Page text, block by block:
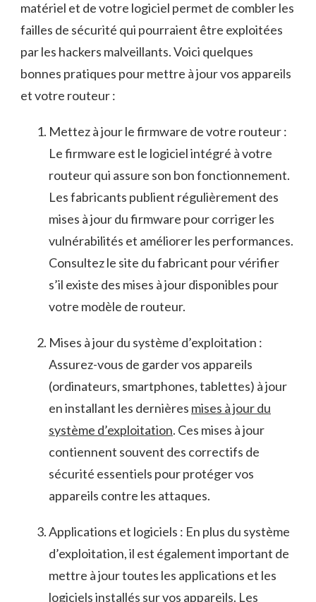
matériel et ⁣de votre logiciel permet de combler les
failles de sécurité ⁢qui pourraient être ‍exploitées
⁣par les hackers malveillants. Voici quelques
bonnes pratiques pour mettre à jour⁣ vos appareils
et votre ⁤routeur :
Mettez à jour le firmware de votre routeur :
Le firmware est le logiciel intégré⁢ à votre
routeur qui⁣ assure son bon fonctionnement.
Les fabricants‍ publient régulièrement des
mises à jour du firmware pour corriger les
vulnérabilités et ⁤améliorer les‌ performances.
Consultez ⁤le site du fabricant pour vérifier
s’il existe des mises à⁤ jour disponibles pour
votre modèle de‍ routeur.
Mises à jour du‍ système d’exploitation ​:
Assurez-vous⁤ de garder vos‌ appareils‌
(ordinateurs, smartphones, tablettes) à jour
en ​installant les dernières mises à jour du
système d’exploitation. Ces mises‌ à jour
‍contiennent souvent des correctifs⁣ de
sécurité essentiels pour protéger vos
appareils contre les attaques.
Applications ⁣et logiciels :⁤ En ‌plus du système
d’exploitation,⁣ il est également important de
mettre à jour toutes les applications et les
logiciels installés sur vos appareils.‍ Les‌